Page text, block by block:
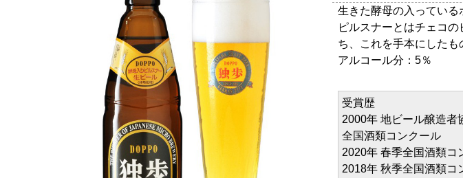
生きた酵母の入っている
ピルスナーとはチェコ
ち、これを手本にしたも
アルコール分：5％
受賞歴
2000年 地ビール醸造者
全国酒類コンクール
2020年 春季全国酒類コ
2018年 秋季全国酒類コ